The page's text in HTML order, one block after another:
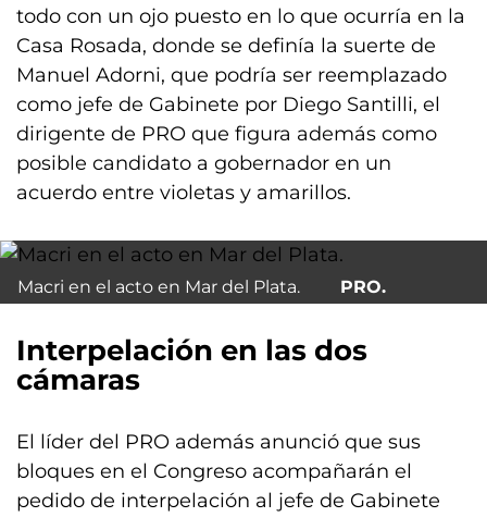
todo con un ojo puesto en lo que ocurría en la
Casa Rosada, donde se definía la suerte de
Manuel Adorni, que podría ser reemplazado
como jefe de Gabinete por Diego Santilli, el
dirigente de PRO que figura además como
posible candidato a gobernador en un
acuerdo entre violetas y amarillos.
Macri en el acto en Mar del Plata. PRO.
Interpelación en las dos
cámaras
El líder del PRO además anunció que sus
bloques en el Congreso acompañarán el
pedido de interpelación al jefe de Gabinete